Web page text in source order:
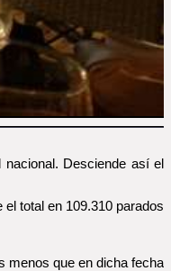
Desciende así el
total en 109.310 parados.
menos que en dicha fecha.